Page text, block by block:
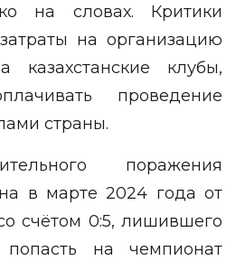
на словах. Критики
на организацию
казахстанские клубы,
проведение
страны.
поражения
в марте 2024 года от
счётом 0:5, лишившего
на чемпионат